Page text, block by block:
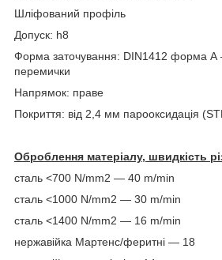
Шліфований профіль
Допуск: h8
Форма заточування: DIN1412 форма А
перемички
Напрямок: праве
Покриття: від 2,4 мм парооксидація
Оброблення матеріалу, швидкість
сталь <700 N/mm2 — 40 m/min
сталь <1000 N/mm2 — 30 m/min
сталь <1400 N/mm2 — 16 m/min
нержавійка Мартенс/феритні — 18